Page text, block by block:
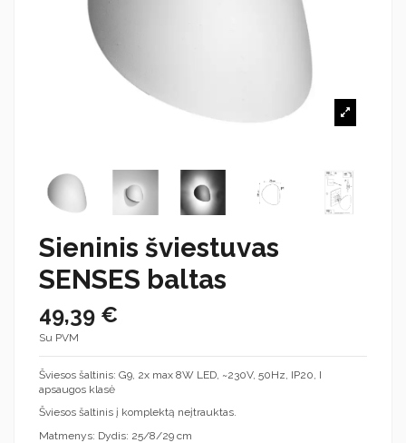
Sieninis šviestuvas
SENSES baltas
49,39 €
Su PVM
Šviesos šaltinis: G9, 2x max 8W LED, ~230V, 50Hz, IP20, I
apsaugos klasė
Šviesos šaltinis į komplektą neįtrauktas.
Matmenys: Dydis: 25/8/29 cm